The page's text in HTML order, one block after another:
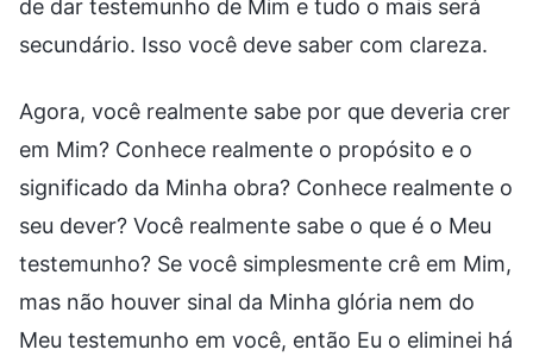
de dar testemunho de Mim e tudo o mais será
secundário. Isso você deve saber com clareza.
Agora, você realmente sabe por que deveria crer
em Mim? Conhece realmente o propósito e o
significado da Minha obra? Conhece realmente o
seu dever? Você realmente sabe o que é o Meu
testemunho? Se você simplesmente crê em Mim,
mas não houver sinal da Minha glória nem do
Meu testemunho em você, então Eu o eliminei há